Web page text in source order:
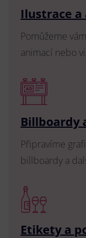
Ilustrace a
Pomůžeme
animací nebo
Billboardy
Připravíme
billboardy a
Etikety a